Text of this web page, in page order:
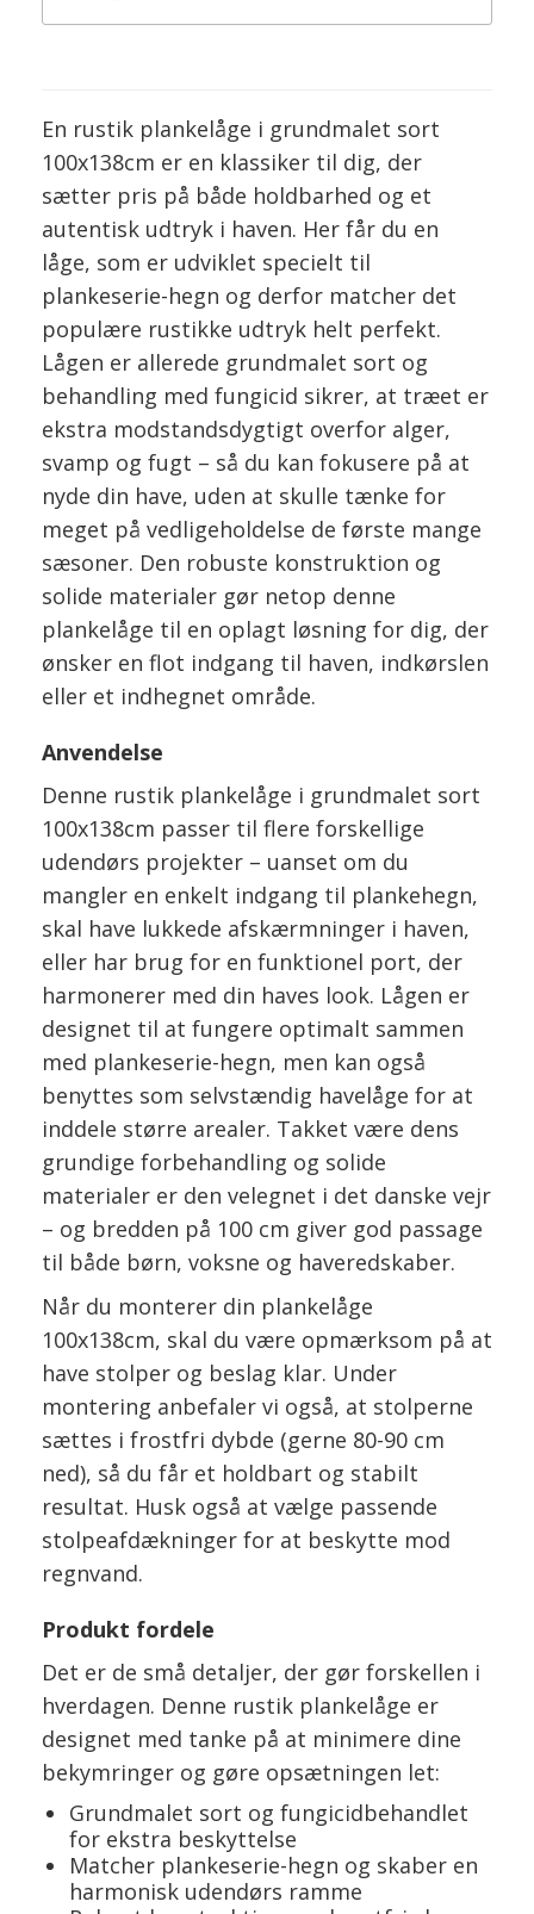
En rustik plankelåge i grundmalet sort
100x138cm er en klassiker til dig, der
sætter pris på både holdbarhed og et
autentisk udtryk i haven. Her får du en
låge, som er udviklet specielt til
plankeserie-hegn og derfor matcher det
populære rustikke udtryk helt perfekt.
Lågen er allerede grundmalet sort og
behandling med fungicid sikrer, at træet er
ekstra modstandsdygtigt overfor alger,
svamp og fugt – så du kan fokusere på at
nyde din have, uden at skulle tænke for
meget på vedligeholdelse de første mange
sæsoner. Den robuste konstruktion og
solide materialer gør netop denne
plankelåge til en oplagt løsning for dig, der
ønsker en flot indgang til haven, indkørslen
eller et indhegnet område.
Anvendelse
Denne rustik plankelåge i grundmalet sort
100x138cm passer til flere forskellige
udendørs projekter – uanset om du
mangler en enkelt indgang til plankehegn,
skal have lukkede afskærmninger i haven,
eller har brug for en funktionel port, der
harmonerer med din haves look. Lågen er
designet til at fungere optimalt sammen
med plankeserie-hegn, men kan også
benyttes som selvstændig havelåge for at
inddele større arealer. Takket være dens
grundige forbehandling og solide
materialer er den velegnet i det danske vejr
– og bredden på 100 cm giver god passage
til både børn, voksne og haveredskaber.
Når du monterer din plankelåge
100x138cm, skal du være opmærksom på at
have stolper og beslag klar. Under
montering anbefaler vi også, at stolperne
sættes i frostfri dybde (gerne 80-90 cm
ned), så du får et holdbart og stabilt
resultat. Husk også at vælge passende
stolpeafdækninger for at beskytte mod
regnvand.
Produkt fordele
Det er de små detaljer, der gør forskellen i
hverdagen. Denne rustik plankelåge er
designet med tanke på at minimere dine
bekymringer og gøre opsætningen let:
Grundmalet sort og fungicidbehandlet
for ekstra beskyttelse
Matcher plankeserie-hegn og skaber en
harmonisk udendørs ramme